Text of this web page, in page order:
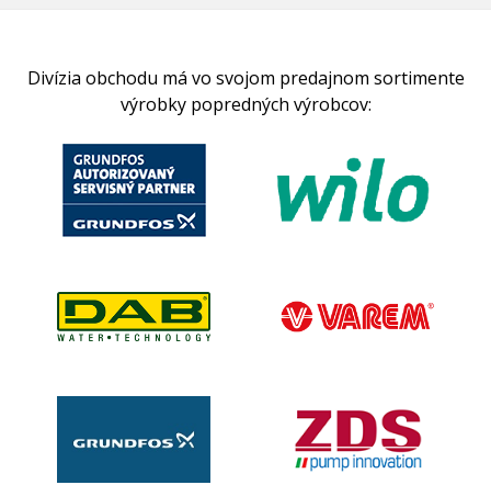
Divízia obchodu má vo svojom predajnom sortimente
výrobky popredných výrobcov: